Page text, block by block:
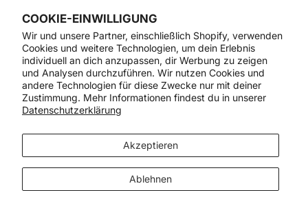
COOKIE-EINWILLIGUNG
Wir und unsere Partner, einschließlich Shopify, verwenden
Cookies und weitere Technologien, um dein Erlebnis
individuell an dich anzupassen, dir Werbung zu zeigen
und Analysen durchzuführen. Wir nutzen Cookies und
andere Technologien für diese Zwecke nur mit deiner
Zustimmung. Mehr Informationen findest du in unserer
Datenschutzerklärung
Akzeptieren
Ablehnen
STAY IN THE LOOP
FacebookInstagramYoutubeTiktokLinkedin
Geschäft
Unterstützung
Tageslicht
© 2026Daylight Company
Zahlungsmethoden